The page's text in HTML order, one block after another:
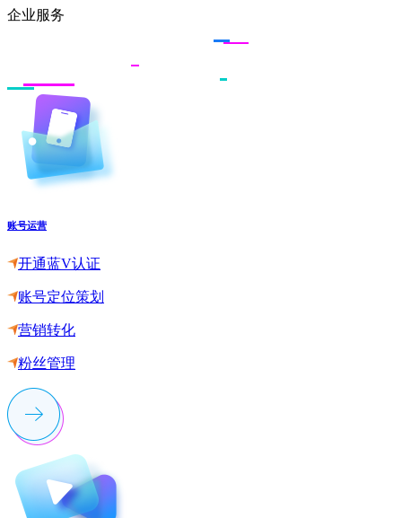
企业服务
账号运营
开通蓝V认证
账号定位策划
营销转化
粉丝管理